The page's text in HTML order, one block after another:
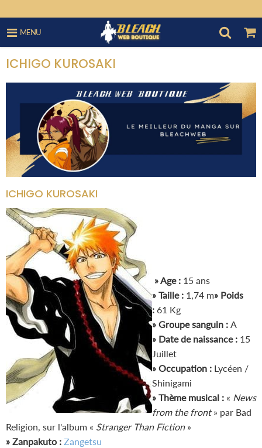
MENU
ICHIGO KUROSAKI
ICHIGO KUROSAKI
» Age : 15 ans
» Taille : 1,74 m» Poids
: 61 Kg
» Groupe sanguin : A
» Date de naissance : 15
Juillet
» Occupation : Lycéen /
Shinigami
» Thème musical : « News
from the front » par Bad
Religion, sur l'album « Stranger Than Fiction »
» Zanpakuto : Zangetsu